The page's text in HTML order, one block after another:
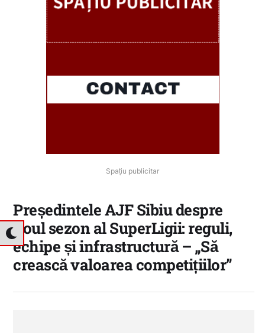
Spațiu publicitar
Președintele AJF Sibiu despre
noul sezon al SuperLigii: reguli,
echipe și infrastructură – „Să
crească valoarea competițiilor”